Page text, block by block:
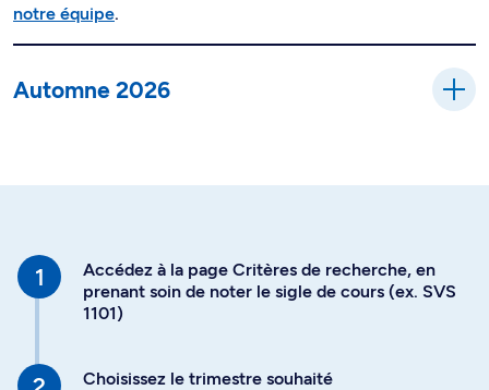
notre équipe.
Automne 2026
Accédez à la page Critères de recherche, en
prenant soin de noter le sigle de cours (ex. SVS
1101)
Choisissez le trimestre souhaité